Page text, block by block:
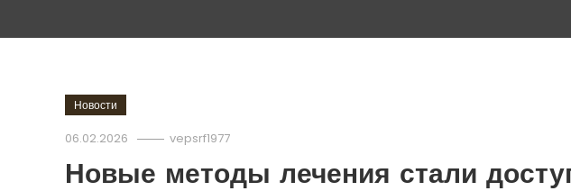
Новости
06.02.2026 vepsrf1977
Новые методы лечения стали